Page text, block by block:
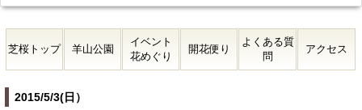
芝桜トップ 羊山公園
イベント
花めぐり
開花便り
よくある質
問
アクセス
2015/5/3(日）